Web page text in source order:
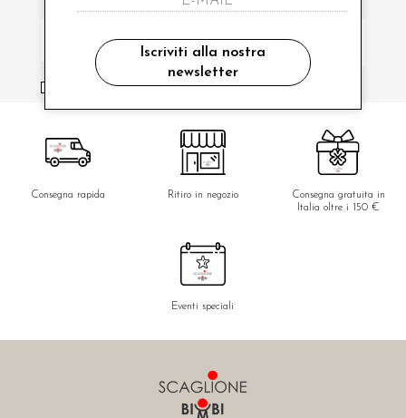
ho letto ed accettato le condizioni sulla privacy.
Consegna rapida Ritiro in negozio
Consegna gratuita in
Italia oltre i 150 €
Eventi speciali
Iscriviti alla nostra
newsletter